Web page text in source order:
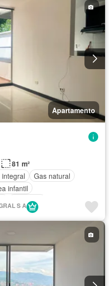
Apartamento
81 m²
Gas natural
infantil
Ascensor
S A